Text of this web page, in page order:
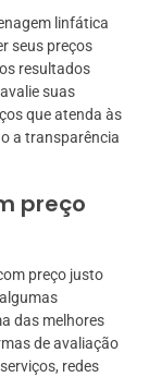
linfática
seus preços
resultados
suas
que atenda às
a transparência
preço
preço justo
das melhores
de avaliação
redes